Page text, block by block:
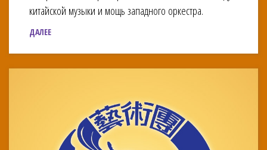
китайской музыки и мощь западного оркестра.
ДАЛЕЕ